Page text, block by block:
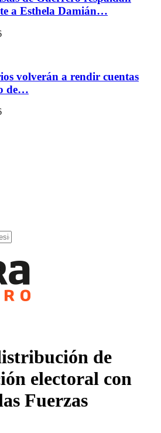
a Esthela Damián…
volverán a rendir cuentas
de…
de
electoral con
Fuerzas